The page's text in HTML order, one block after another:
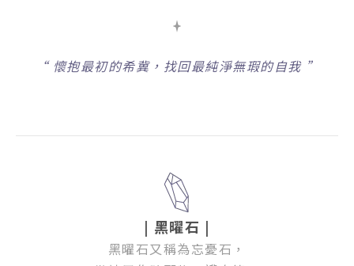
“ 懷抱最初的希冀，找回最純淨無瑕的自我 ”
| 黑曜石 |
黑曜石又稱為忘憂石，